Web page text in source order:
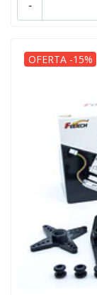
-
OFERTA -15%